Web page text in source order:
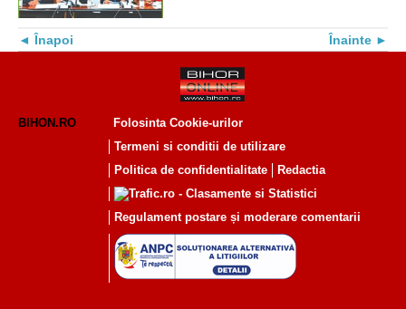
Înapoi Înainte
BIHON.RO
Folosinta Cookie-urilor
Termeni si conditii de utilizare
Politica de confidentialitate
Redactia
Regulament postare și moderare comentarii